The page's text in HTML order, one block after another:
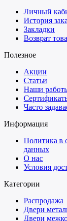
Личный
История
Закладки
Возврат
Полезное
Акции
Статьи
Наши
Часто
Информация
Политика в
данных
О нас
Условия
Категории
Распродажа
Двери
Двери